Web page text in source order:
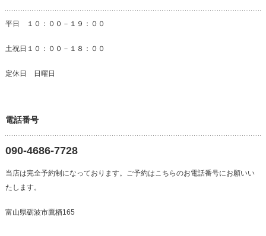
平日 １０：００－１９：００
土祝日１０：００－１８：００
定休日 日曜日
電話番号
090-4686-7728
当店は完全予約制になっております。ご予約はこちらのお電話番号にお願いい
たします。
富山県砺波市鷹栖165